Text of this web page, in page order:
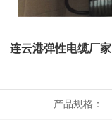
连云港弹性电缆厂家
产品规格：